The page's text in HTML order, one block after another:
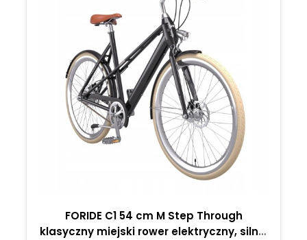
FORIDE C1 54 cm M Step Through
klasyczny miejski rower elektryczny, silnik